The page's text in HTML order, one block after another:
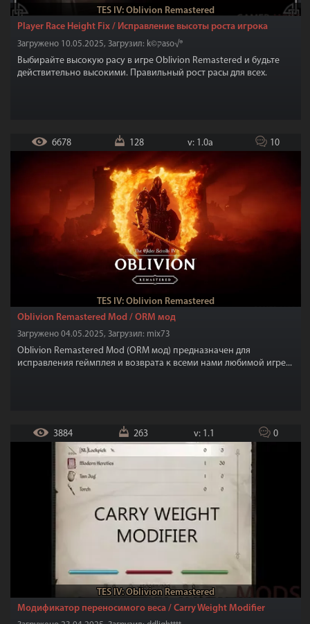
TES IV: Oblivion Remastered
Player Race Height Fix / Исправление высоты роста игрока
Загружено 10.05.2025, Загрузил: k©קaso√®
Выбирайте высокую расу в игре Oblivion Remastered и будьте
действительно высокими. Правильный рост расы для всех.
TES IV: Oblivion Remastered
6678 128 v: 1.0a 10
Oblivion Remastered Mod / ORM мод
Загружено 04.05.2025, Загрузил: mix73
Oblivion Remastered Mod (ORM мод) предназначен для
исправления геймплея и возврата к всеми нами любимой игре...
TES IV: Oblivion Remastered
3884 263 v: 1.1 0
Модификатор переносимого веса / Carry Weight Modifier